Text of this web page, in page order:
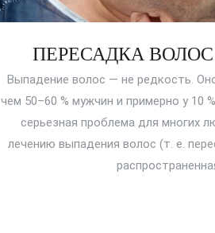
ПЕРЕСАДКА
Выпадение волос — не редкость.
чем 50–60 % мужчин и примерно у 10
серьезная проблема для многих
лечению выпадения волос (т. е.